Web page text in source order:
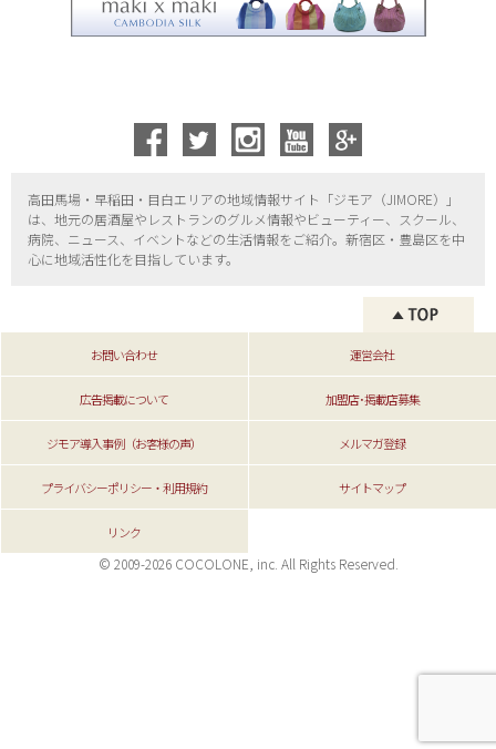
高田馬場・早稲田・目白エリアの地域情報サイト「ジモア（JIMORE）」
は、地元の居酒屋やレストランのグルメ情報やビューティー、
スクール、
病院、ニュース、イベントなどの生活情報をご紹介。新宿区・ 豊島区を中
心に地域活性化を目指しています。
お問い合わせ 運営会社
広告掲載について 加盟店･掲載店募集
ジモア導入事例（お客様の声） メルマガ登録
プライバシーポリシー・利用規約 サイトマップ
リンク
© 2009-2026 COCOLONE, inc. All Rights Reserved.